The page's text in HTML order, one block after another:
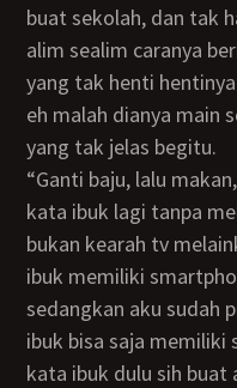
buat sekolah, dan tak
alim sealim caranya
yang tak henti
eh malah dianya main
yang tak jelas begitu.
“Ganti baju, lalu makan, setelah itu sembahyang”
kata ibuk lagi tanpa
bukan kearah tv
ibuk memiliki
sedangkan aku sudah
ibuk bisa saja memiliki
kata ibuk dulu sih buat